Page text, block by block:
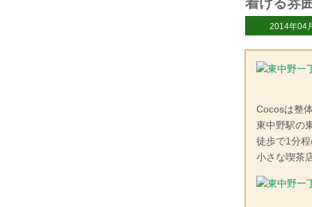
2014年04
Cocosは整
東中野駅の
徒歩で1分
小さな喫茶